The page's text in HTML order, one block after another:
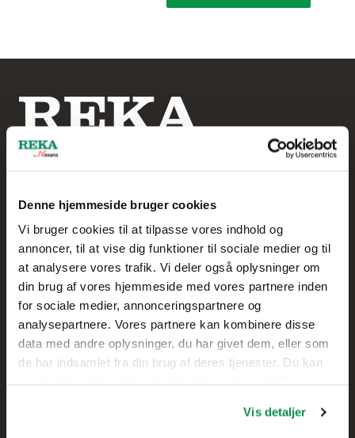
Denne hjemmeside bruger cookies
Vi bruger cookies til at tilpasse vores indhold og
annoncer, til at vise dig funktioner til sociale medier og til
at analysere vores trafik. Vi deler også oplysninger om
din brug af vores hjemmeside med vores partnere inden
for sociale medier, annonceringspartnere og
analysepartnere. Vores partnere kan kombinere disse
data med andre oplysninger, du har givet dem, eller som
de har indsamlet fra din brug af deres tjenester. Du kan
Vis detaljer
Reka Kabel A/S
+45 20 75 00 85
Skolegade 61
7400 Herning,
DANMARK